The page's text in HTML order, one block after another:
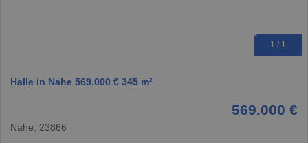
1 / 1
Halle in Nahe 569.000 € 345 m²
569.000 €
Nahe, 23866